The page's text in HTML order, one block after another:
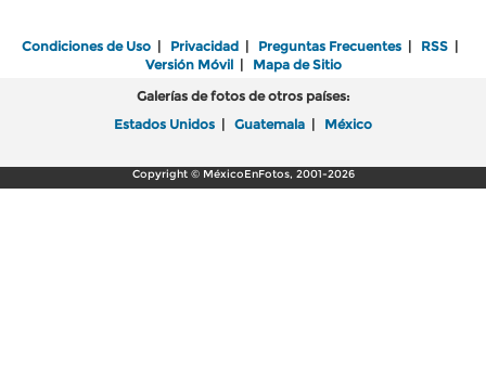
Condiciones de Uso | Privacidad | Preguntas Frecuentes | RSS |
Versión Móvil| Mapa de Sitio
Galerías de fotos de otros países:
Estados Unidos | Guatemala | México
Copyright © MéxicoEnFotos, 2001-2026